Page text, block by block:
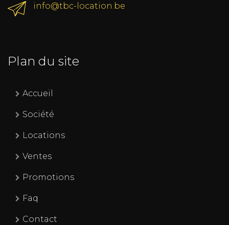
info@tbc-location.be
Plan du site
Accueil
Société
Locations
Ventes
Promotions
Faq
Contact